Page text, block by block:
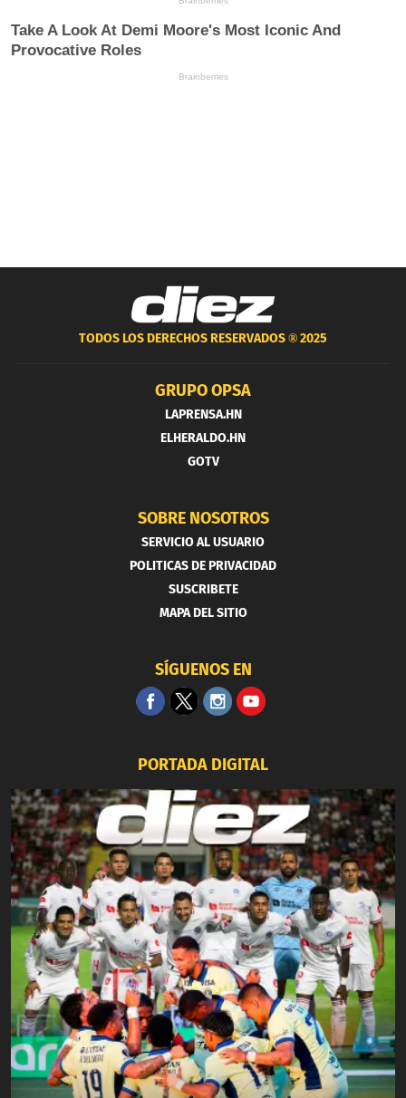
TODOS LOS DERECHOS RESERVADOS ®2025
GRUPO OPSA
LAPRENSA.HN
ELHERALDO.HN
GOTV
SOBRE NOSOTROS
SERVICIO AL USUARIO
POLITICAS DE PRIVACIDAD
SUSCRIBETE
MAPA DEL SITIO
SÍGUENOS EN
PORTADA DIGITAL